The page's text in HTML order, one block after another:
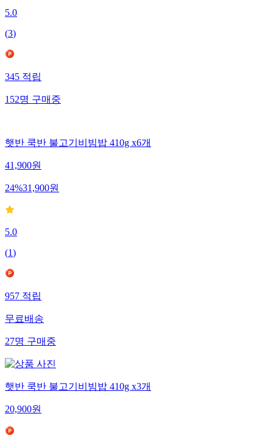
5.0
(3)
345적립
152명구매중
햇반 쿡반 불고기비빔밥 410g x6개
41,900원
24%31,900원
5.0
(1)
957적립
무료배송
27명구매중
햇반 쿡반 불고기비빔밥 410g x3개
20,900원